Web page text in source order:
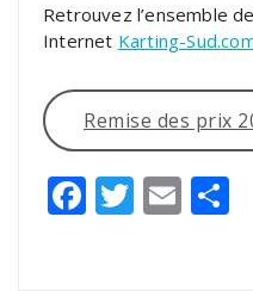
Retrouvez l’ensemble
Internet Karting-
Remise des prix
Facebook
Twitter
Email